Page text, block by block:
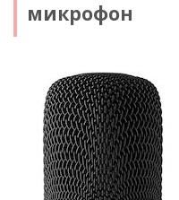
микрофон